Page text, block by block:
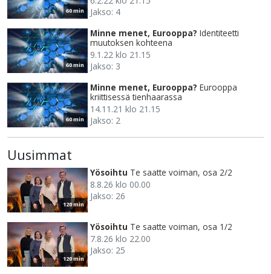
60 min
Jakso: 4
60 min
Minne menet, Eurooppa? Identiteetti
muutoksen kohteena
9.1.22 klo 21.15
Jakso: 3
60 min
Minne menet, Eurooppa? Eurooppa
kriittisessä tienhaarassa
14.11.21 klo 21.15
Jakso: 2
Uusimmat
120 min
Yösoihtu Te saatte voiman, osa 2/2
8.8.26 klo 00.00
Jakso: 26
120 min
Yösoihtu Te saatte voiman, osa 1/2
7.8.26 klo 22.00
Jakso: 25